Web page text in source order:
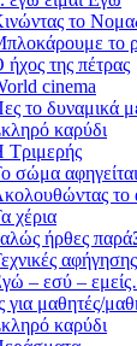
το
το
ήχος της πέτρας
cinema
το δυναμικά
καρύδι
Τριμερής
σώμα
το
χέρια
ήρθες
– εσύ –
για μαθητές/
καρύδι